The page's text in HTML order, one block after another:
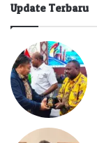
Update Terbaru